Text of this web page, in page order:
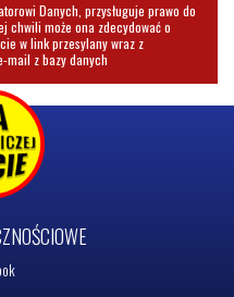
Danych, przysługuje prawo do
chwili może ona zdecydować o
w link przesylany wraz z
mail z bazy danych